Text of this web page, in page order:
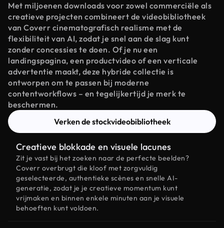
Met miljoenen downloads voor zowel commerciële als
creatieve projecten combineert de videobibliotheek
van Coverr cinematografisch realisme met de
flexibiliteit van AI, zodat je snel aan de slag kunt
zonder concessies te doen. Of je nu een
landingspagina, een productvideo of een verticale
advertentie maakt, deze hybride collectie is
ontworpen om te passen bij moderne
contentworkflows – en tegelijkertijd je merk te
beschermen.
Verken de stockvideobibliotheek
Creatieve blokkade en visuele lacunes
Zit je vast bij het zoeken naar de perfecte beelden?
Coverr overbrugt die kloof met zorgvuldig
geselecteerde, authentieke scènes en snelle AI-
generatie, zodat je je creatieve momentum kunt
vrijmaken en binnen enkele minuten aan je visuele
behoeften kunt voldoen.